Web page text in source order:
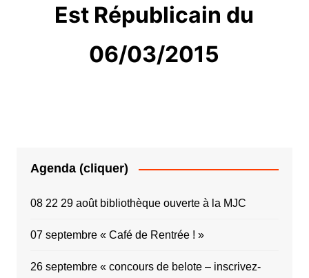
Est Républicain du
06/03/2015
Agenda (cliquer)
08 22 29 août bibliothèque ouverte à la MJC
07 septembre « Café de Rentrée ! »
26 septembre « concours de belote – inscrivez-